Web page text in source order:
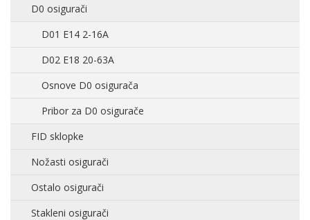
D0 osigurači
D01 E14 2-16A
D02 E18 20-63A
Osnove D0 osigurača
Pribor za D0 osigurače
FID sklopke
Nožasti osigurači
Ostalo osigurači
Stakleni osigurači